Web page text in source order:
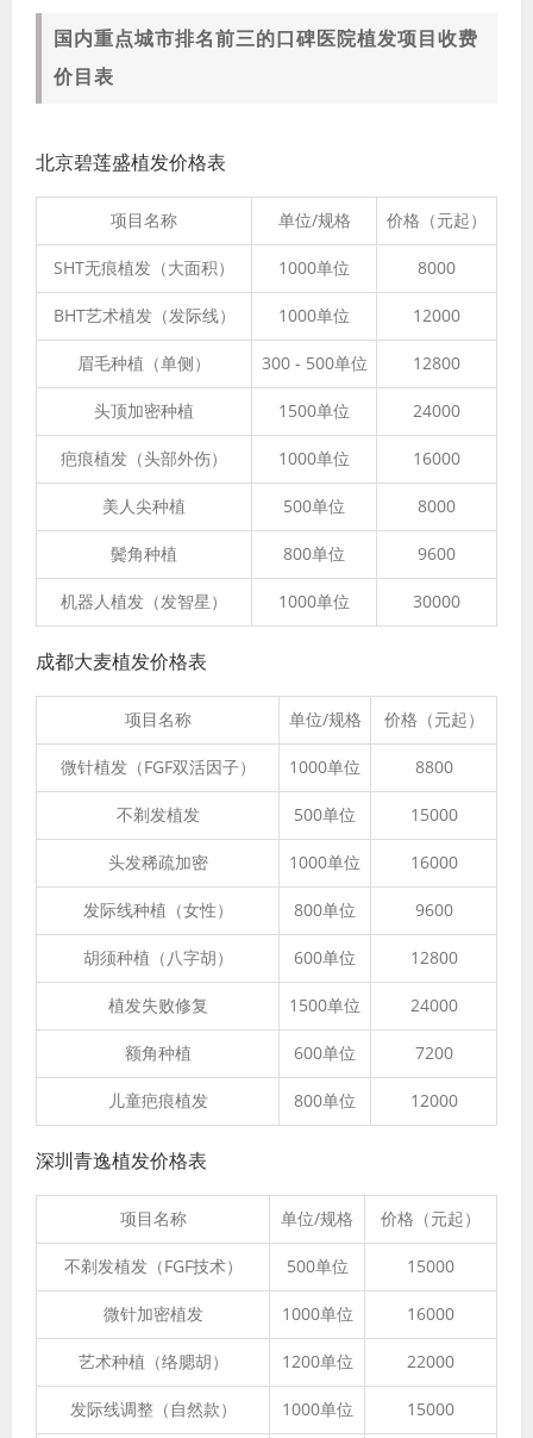
国内重点城市排名前三的口碑医院植发项目收费
价目表
北京碧莲盛植发价格表
项目名称 单位/规格 价格（元起）
SHT无痕植发（大面积） 1000单位 8000
BHT艺术植发（发际线） 1000单位 12000
眉毛种植（单侧） 300 - 500单位 12800
头顶加密种植 1500单位 24000
疤痕植发（头部外伤） 1000单位 16000
美人尖种植 500单位 8000
鬓角种植 800单位 9600
机器人植发（发智星） 1000单位 30000
成都大麦植发价格表
项目名称 单位/规格 价格（元起）
微针植发（FGF双活因子） 1000单位 8800
不剃发植发 500单位 15000
头发稀疏加密 1000单位 16000
发际线种植（女性） 800单位 9600
胡须种植（八字胡） 600单位 12800
植发失败修复 1500单位 24000
额角种植 600单位 7200
儿童疤痕植发 800单位 12000
深圳青逸植发价格表
项目名称 单位/规格 价格（元起）
不剃发植发（FGF技术） 500单位 15000
微针加密植发 1000单位 16000
艺术种植（络腮胡） 1200单位 22000
发际线调整（自然款） 1000单位 15000